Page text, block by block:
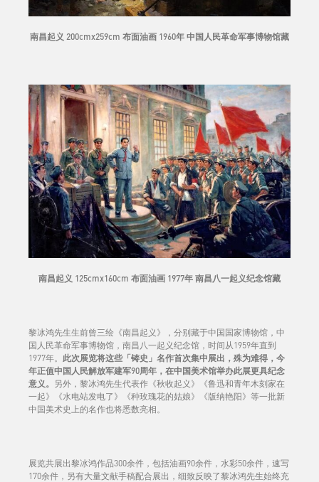
南昌起义 200cmx259cm 布面油画 1960年 中国人民革命军事博物馆藏
南昌起义 125cmx160cm 布面油画 1977年 南昌八一起义纪念馆藏
黎冰鸿先生生前曾三绘《南昌起义》，分别藏于中国国家博物馆，中
国人民革命军事博物馆，南昌八一起义纪念馆，时间从1959年直到
1977年。 此次展览将这些「铸史」名作首次集中展出，殊为难得，今
年正值中国人民解放军建军90周年，在中国美术馆举办此展更具纪念
意义。
另外，黎冰鸿先生代表作《秋收起义》《鲁迅和青年木刻家在
一起》《水电站发电了》《种玫瑰花的姑娘》《版纳艳阳》等一批新
中国美术史上的名作也将悉数亮相。
展览共展出黎冰鸿作品300余件，包括油画90余件，水彩50余件，速写
170余件，另有大量文献手稿配合展出，细致反映了黎冰鸿先生始终充